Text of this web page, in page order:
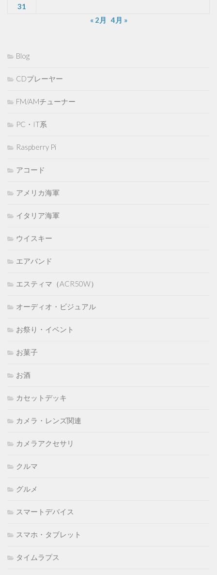
31
« 2月 4月 »
Blog
CDプレーヤー
FM/AMチューナー
PC・IT系
Raspberry Pi
アコード
アメリカ海軍
イタリア海軍
ウイスキー
エアバンド
エスティマ（ACR50W）
オーディオ・ビジュアル
お祭り・イベント
お菓子
お酒
カセットデッキ
カメラ・レンズ関連
カメラアクセサリ
クルマ
グルメ
スマートデバイス
スマホ・タブレット
タイムラプス